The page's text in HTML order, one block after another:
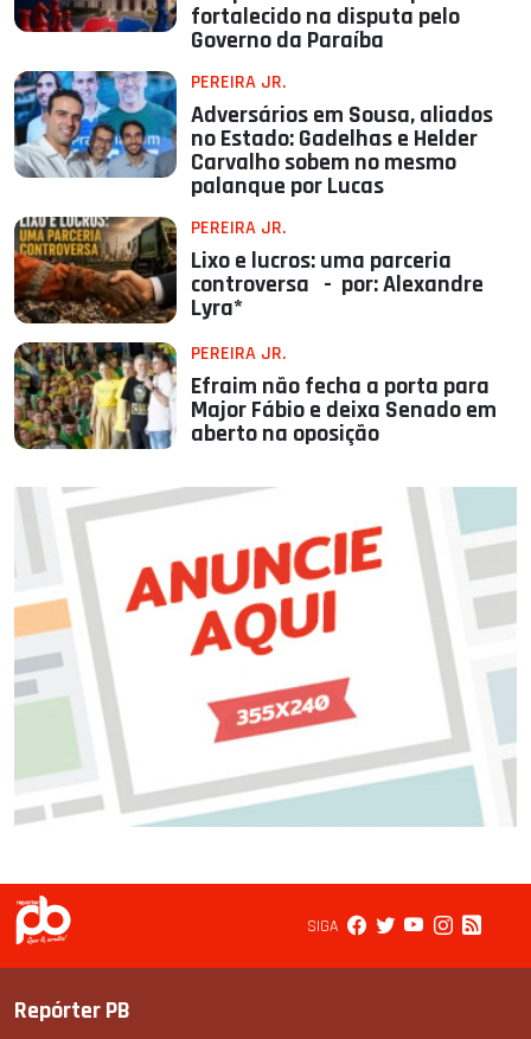
fortalecido na disputa pelo
Governo da Paraíba
PEREIRA JR.
Adversários em Sousa, aliados
no Estado: Gadelhas e Helder
Carvalho sobem no mesmo
palanque por Lucas
PEREIRA JR.
Lixo e lucros: uma parceria
controversa - por: Alexandre
Lyra*
PEREIRA JR.
Efraim não fecha a porta para
Major Fábio e deixa Senado em
aberto na oposição
SIGA
Repórter PB